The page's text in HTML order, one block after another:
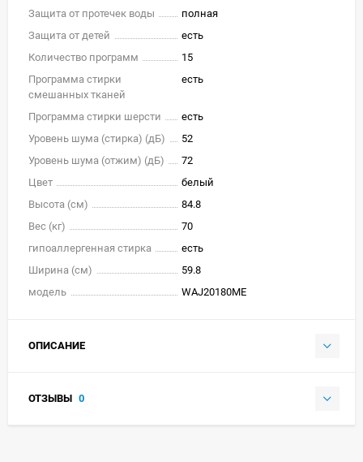
Защита от протечек воды
полная
Защита от детей
есть
Количество программ
15
Программа стирки
смешанных тканей
есть
Программа стирки шерсти
есть
Уровень шума (стирка) (дБ)
52
Уровень шума (отжим) (дБ)
72
Цвет
белый
Высота (см)
84.8
Вес (кг)
70
гипоаллергенная стирка
есть
Ширина (см)
59.8
модель
WAJ20180ME
ОПИСАНИЕ
ОТЗЫВЫ 0